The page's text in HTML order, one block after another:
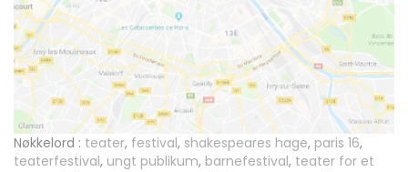
Nøkkelord : teater, festival, shakespeares hage, paris 16,
teaterfestival, ungt publikum, barnefestival, teater for et